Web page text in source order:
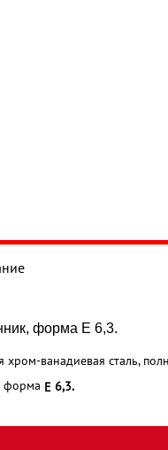
форма E 6,3.
хром-ванадиевая сталь,
форма E 6,3.